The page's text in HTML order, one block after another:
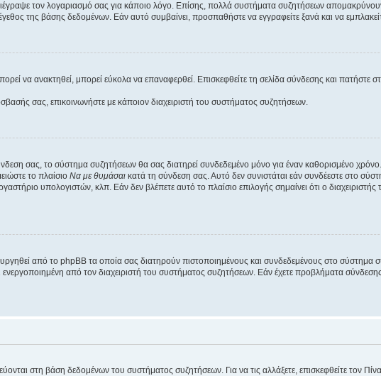
τον λογαριασμό σας για κάποιο λόγο. Επίσης, πολλά συστήματα συζητήσεων
της βάσης δεδομένων. Εάν αυτό συμβαίνει, προσπαθήστε να εγγραφείτε ξανά και να
να ανακτηθεί, μπορεί εύκολα να επαναφερθεί. Επισκεφθείτε τη σελίδα σύνδεσης και πατήστε
σας, επικοινωνήστε με κάποιον διαχειριστή του συστήματος συζητήσεων.
σας, το σύστημα συζητήσεων θα σας διατηρεί συνδεδεμένο μόνο για έναν καθορισμένο
το πλαίσιο Να με θυμάσαι κατά τη σύνδεση σας. Αυτό δεν συνιστάται εάν συνδέεστε στο
υπολογιστών, κλπ. Εάν δεν βλέπετε αυτό το πλαίσιο επιλογής σημαίνει ότι ο
από το phpBB τα οποία σας διατηρούν πιστοποιημένους και συνδεδεμένους στο σύστημα
από τον διαχειριστή του συστήματος συζητήσεων. Εάν έχετε προβλήματα
στη βάση δεδομένων του συστήματος συζητήσεων. Για να τις αλλάξετε, επισκεφθείτε τον